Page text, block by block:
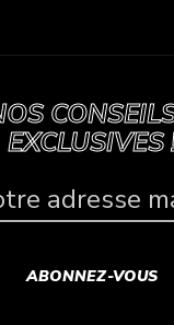
EXCLUSIVES